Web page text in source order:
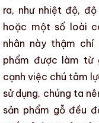
ra, như nhiệt độ, độ
hoặc một số loài
nhân này thậm
phẩm được làm
cạnh việc chú tâm
sử dụng, chúng ta
sản phẩm gỗđều